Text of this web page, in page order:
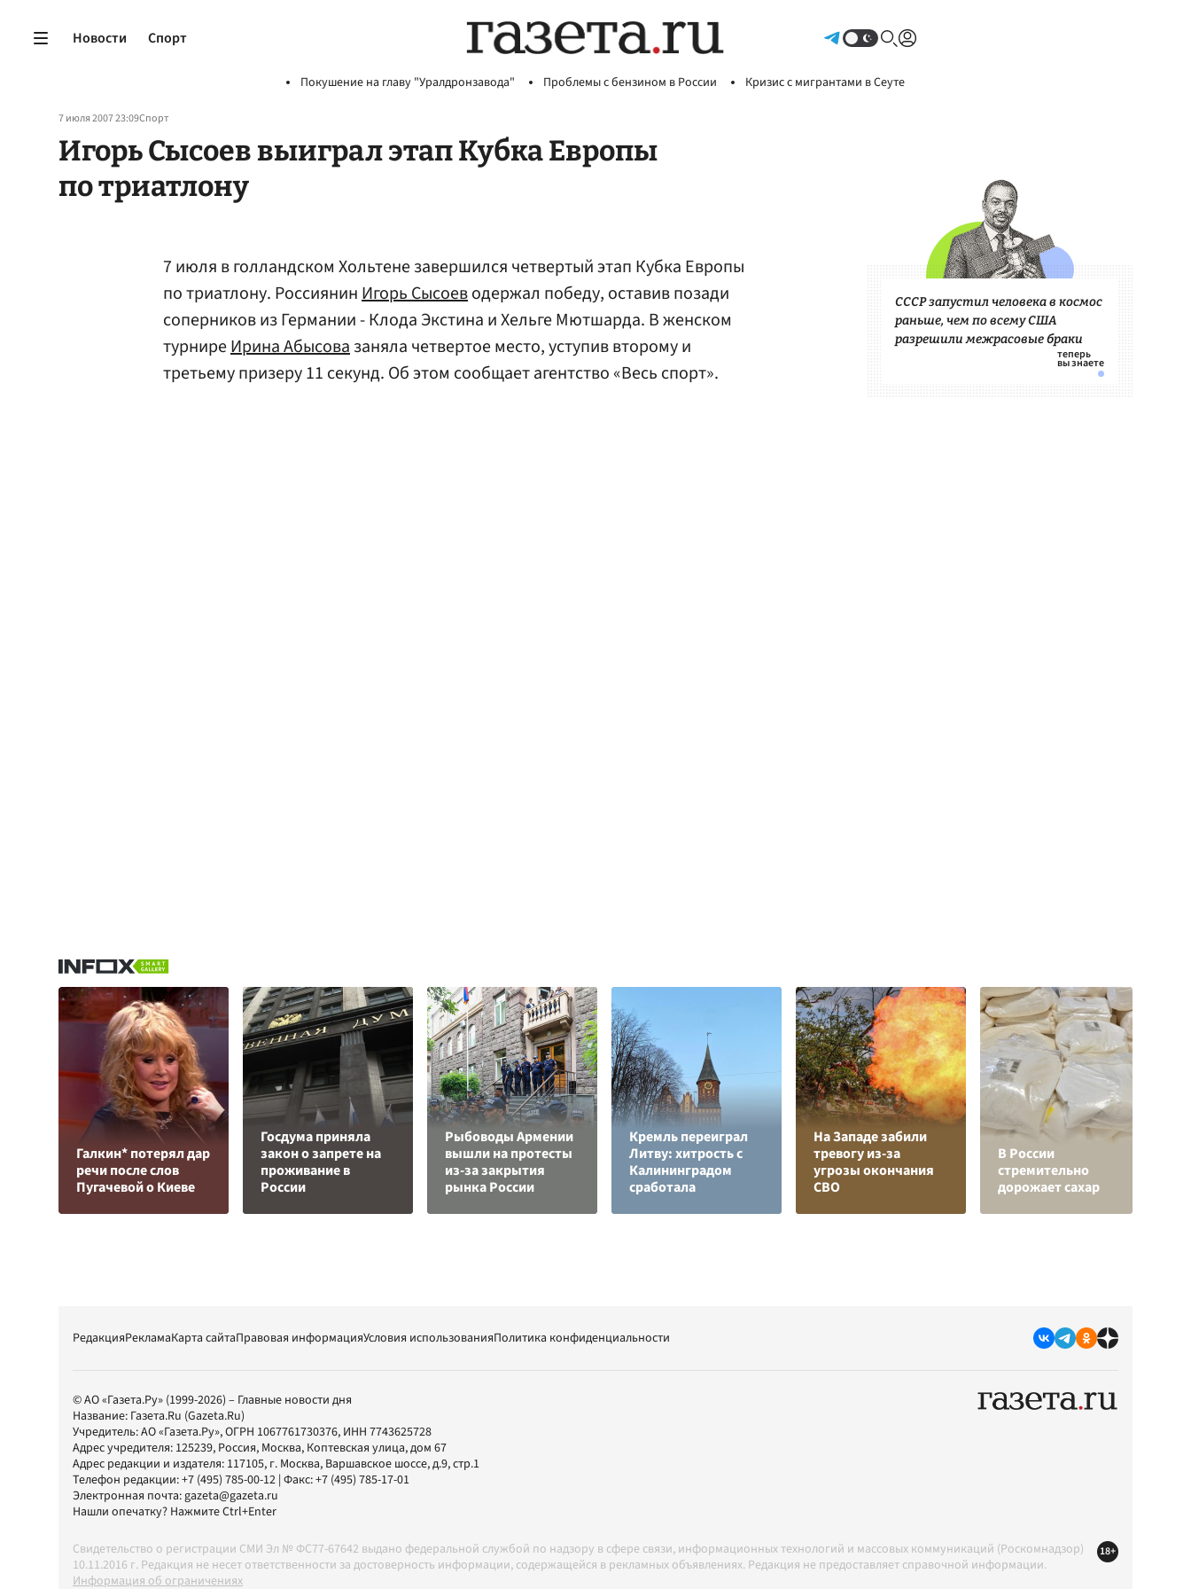
Новости Спорт
Покушение на главу "Уралдронзавода" Проблемы с бензином в России Кризис с мигрантами в Сеуте
7 июля 2007 23:09Спорт
Игорь Сысоев выиграл этап Кубка Европы
по триатлону
7 июля в голландском Хольтене завершился четвертый этап Кубка Европы
по триатлону. РоссиянинИгорь Сысоеводержал победу, оставив позади
соперников из Германии - Клода Экстина и Хельге Мютшарда. В женском
турниреИрина Абысовазаняла четвертое место, уступив второму и
третьему призеру 11 секунд. Об этом сообщает агентство «Весь спорт».
СССР запустил человека в космос
раньше, чем по всему США
разрешили межрасовые браки
Галкин* потерял дар
речи после слов
Пугачевой о Киеве
Госдума приняла
закон о запрете на
проживание в
России
Рыбоводы Армении
вышли на протесты
из-за закрытия
рынка России
Кремль переиграл
Литву: хитрость с
Калининградом
сработала
На Западе забили
тревогу из-за
угрозы окончания
СВО
В России
стремительно
дорожает сахар
РедакцияРекламаКарта сайтаПравовая информацияУсловия использованияПолитика конфиденциальности
© АО «Газета.Ру» (1999-2026) – Главные новости дня
Название: Газета.Ru (Gazeta.Ru)
Учредитель:АО «Газета.Ру», ОГРН 1067761730376, ИНН 7743625728
Адрес учредителя: 125239, Россия, Москва, Коптевская улица, дом 67
Адрес редакции и издателя: 117105, г. Москва, Варшавское шоссе, д.9, стр.1
Телефон редакции:+7 (495) 785-00-12 | Факс:+7 (495) 785-17-01
Электронная почта:gazeta@gazeta.ru
Нашли опечатку? Нажмите Ctrl+Enter
Свидетельство о регистрации СМИ Эл № ФС77-67642 выдано федеральной службой по надзору в сфере связи, информационных технологий и массовых коммуникаций (Роскомнадзор)
10.11.2016 г. Редакция не несет ответственности за достоверность информации, содержащейся в рекламных объявлениях. Редакция не предоставляет справочной информации.
Информация об ограничениях
18+